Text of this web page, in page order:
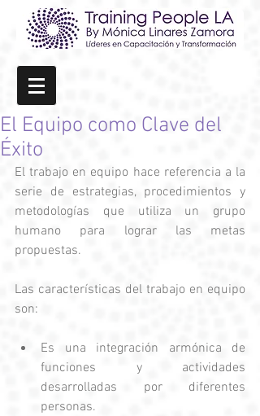
El Equipo como Clave del
Éxito
El trabajo en equipo hace referencia a la
serie de estrategias, procedimientos y
metodologías que utiliza un grupo
humano para lograr las metas
propuestas.
Las características del trabajo en equipo
son:
Es una integración armónica de
funciones y actividades
desarrolladas por diferentes
personas.